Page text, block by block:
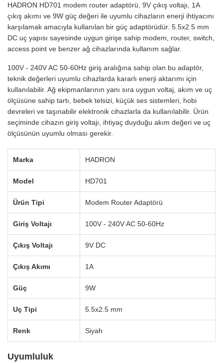
HADRON HD701 modem router adaptörü, 9V çıkış voltajı, 1A
çıkış akımı ve 9W güç değeri ile uyumlu cihazların enerji ihtiyacını
karşılamak amacıyla kullanılan bir güç adaptörüdür. 5.5x2.5 mm
DC uç yapısı sayesinde uygun girişe sahip modem, router, switch,
access point ve benzer ağ cihazlarında kullanım sağlar.
100V - 240V AC 50-60Hz giriş aralığına sahip olan bu adaptör,
teknik değerleri uyumlu cihazlarda kararlı enerji aktarımı için
kullanılabilir. Ağ ekipmanlarının yanı sıra uygun voltaj, akım ve uç
ölçüsüne sahip tartı, bebek telsizi, küçük ses sistemleri, hobi
devreleri ve taşınabilir elektronik cihazlarla da kullanılabilir. Ürün
seçiminde cihazın giriş voltajı, ihtiyaç duyduğu akım değeri ve uç
ölçüsünün uyumlu olması gerekir.
Marka HADRON
Model HD701
Ürün Tipi Modem Router Adaptörü
Giriş Voltajı 100V - 240V AC 50-60Hz
Çıkış Voltajı 9V DC
Çıkış Akımı 1A
Güç 9W
Uç Tipi 5.5x2.5 mm
Renk Siyah
Uyumluluk